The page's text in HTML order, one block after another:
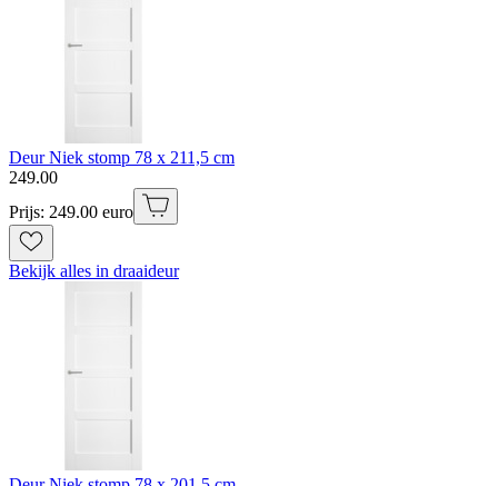
Deur Niek stomp 78 x 211,5 cm
249.00
Prijs: 249.00 euro
Bekijk alles in draaideur